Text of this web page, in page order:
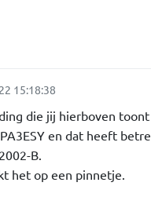
15:18:38
die jij hierboven
en dat heeft
B.
het op een pinnetje.